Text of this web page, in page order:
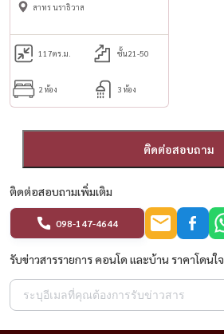
สาทร นราธิวาส
117ตร.ม. ชั้น21-50
2 ห้อง 3 ห้อง
ติดต่อสอบถาม
ติดต่อสอบถามเพิ่มเติม
098-147-4644
รับข่าวสารรายการ คอนโด และบ้าน ราคาโดนใจ